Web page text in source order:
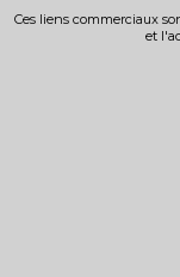
Ces liens commerciaux
et